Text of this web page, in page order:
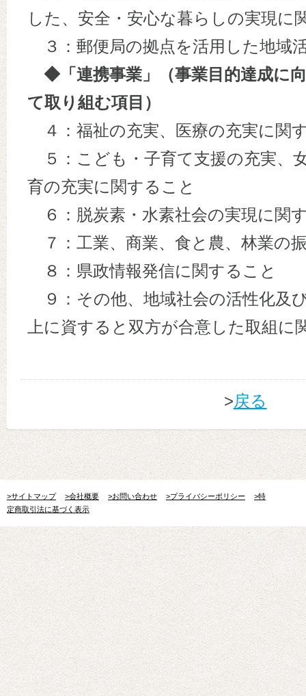
した、安全・安心な暮らしの実現に
３：郵便局の拠点を活用した地域
◆「連携事業」（事業目的達成に
て取り組む項目）
４：福祉の充実、医療の充実に関
５：こども・子育て支援の充実、
育の充実に関すること
６：脱炭素・水素社会の実現に関
７：工業、商業、食と農、林業の
８：県政情報発信に関すること
９：その他、地域社会の活性化及
上に資すると双方が合意した取組に
>戻る
>サイトマップ >会社概要 >お問い合わせ >プライバシーポリシー
>特
定商取引法に基づく表示